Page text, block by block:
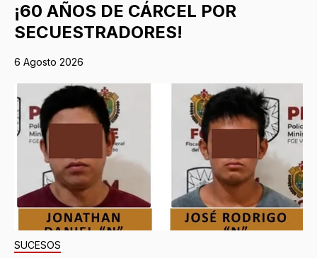
¡60 AÑOS DE CÁRCEL POR
SECUESTRADORES!
6 Agosto 2026
SUCESOS